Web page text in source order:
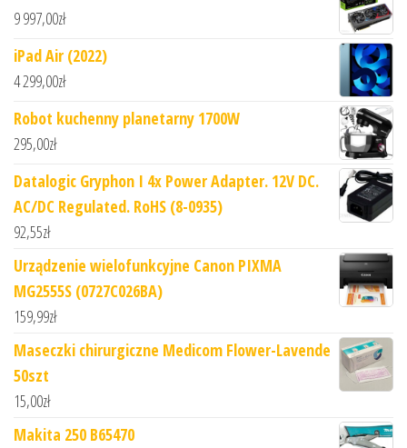
9 997,00zł
iPad Air (2022)
4 299,00zł
Robot kuchenny planetarny 1700W
295,00zł
Datalogic Gryphon I 4x Power Adapter. 12V DC.
AC/DC Regulated. RoHS (8-0935)
92,55zł
Urządzenie wielofunkcyjne Canon PIXMA
MG2555S (0727C026BA)
159,99zł
Maseczki chirurgiczne Medicom Flower-Lavende
50szt
15,00zł
Makita 250 B65470